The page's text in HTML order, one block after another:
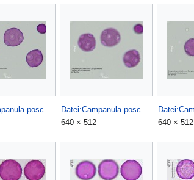
Datei:Campanula poscharskyana (5).jpg
Datei:Campanula poscharskyana (6).jpg
640 × 512
640 × 512